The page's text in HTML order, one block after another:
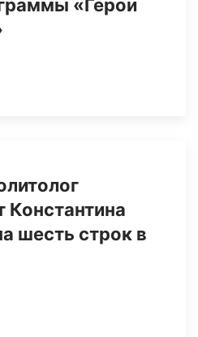
«Герои
Константина
шесть строк в